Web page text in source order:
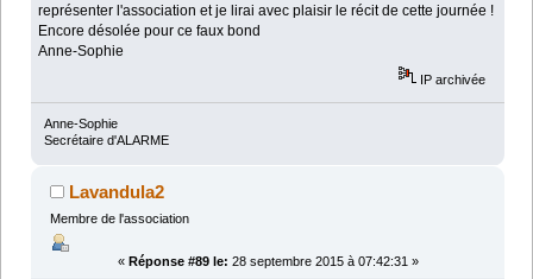
représenter l'association et je lirai avec plaisir le récit de cette journée !
Encore désolée pour ce faux bond
Anne-Sophie
IP archivée
Anne-Sophie
Secrétaire d'ALARME
Lavandula2
Membre de l'association
« Réponse #89 le: 28 septembre 2015 à 07:42:31 »